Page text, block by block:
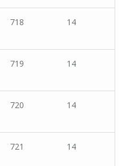
718 14
719 14
720 14
721 14